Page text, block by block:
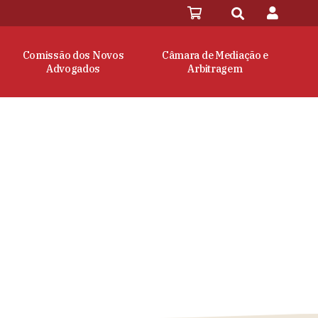
Comissão dos Novos
Advogados
Câmara de Mediação e
Arbitragem